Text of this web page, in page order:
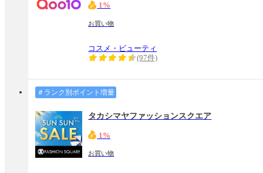
1%
お買い物
コスメ・ビューティ
(97件)
＃ランク別ポイント増量
タカシマヤファッションスクエア
1%
お買い物